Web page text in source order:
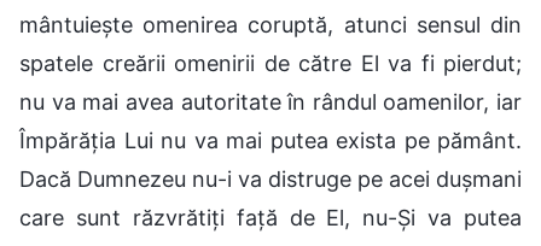
mântuiește omenirea coruptă, atunci sensul din
spatele creării omenirii de către El va fi pierdut;
nu va mai avea autoritate în rândul oamenilor, iar
Împărăția Lui nu va mai putea exista pe pământ.
Dacă Dumnezeu nu-i va distruge pe acei dușmani
care sunt răzvrătiți față de El, nu-Și va putea